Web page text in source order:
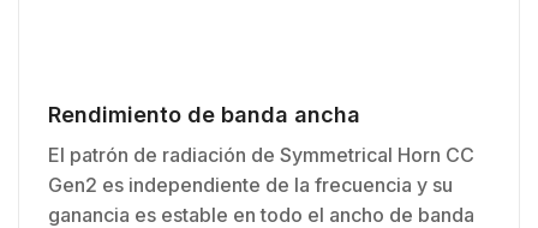
Rendimiento de banda ancha
El patrón de radiación de Symmetrical Horn CC
Gen2 es independiente de la frecuencia y su
ganancia es estable en todo el ancho de banda